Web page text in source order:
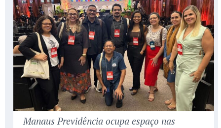
Manaus Previdência ocupa espaço nas